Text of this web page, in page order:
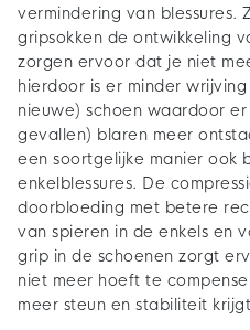
vermindering van blessures.
gripsokken de ontwikkeling
zorgen ervoor dat je niet
hierdoor is er minder
nieuwe) schoen waardoor
gevallen) blaren meer
een soortgelijke manier ook
enkelblessures. De
doorbloeding met betere
van spieren in de enkels en
grip in de schoenen zorgt
niet meer hoeft te
meer steun en stabiliteit